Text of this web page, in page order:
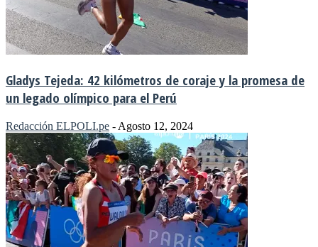
Gladys Tejeda: 42 kilómetros de coraje y la promesa de
un legado olímpico para el Perú
Redacción ELPOLI.pe - Agosto 12, 2024